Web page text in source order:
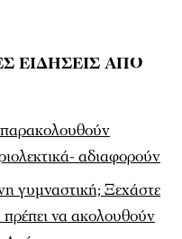
ΕΙΔΗΣΕΙΣ ΑΠΟ
αδιαφορούν
γυμναστική; Ξεχάστε
πρέπει να ακολουθούν